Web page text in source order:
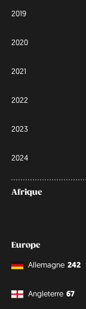
2019
2020
2021
2022
2023
2024
Afrique
Europe
Allemagne 242
Angleterre 67